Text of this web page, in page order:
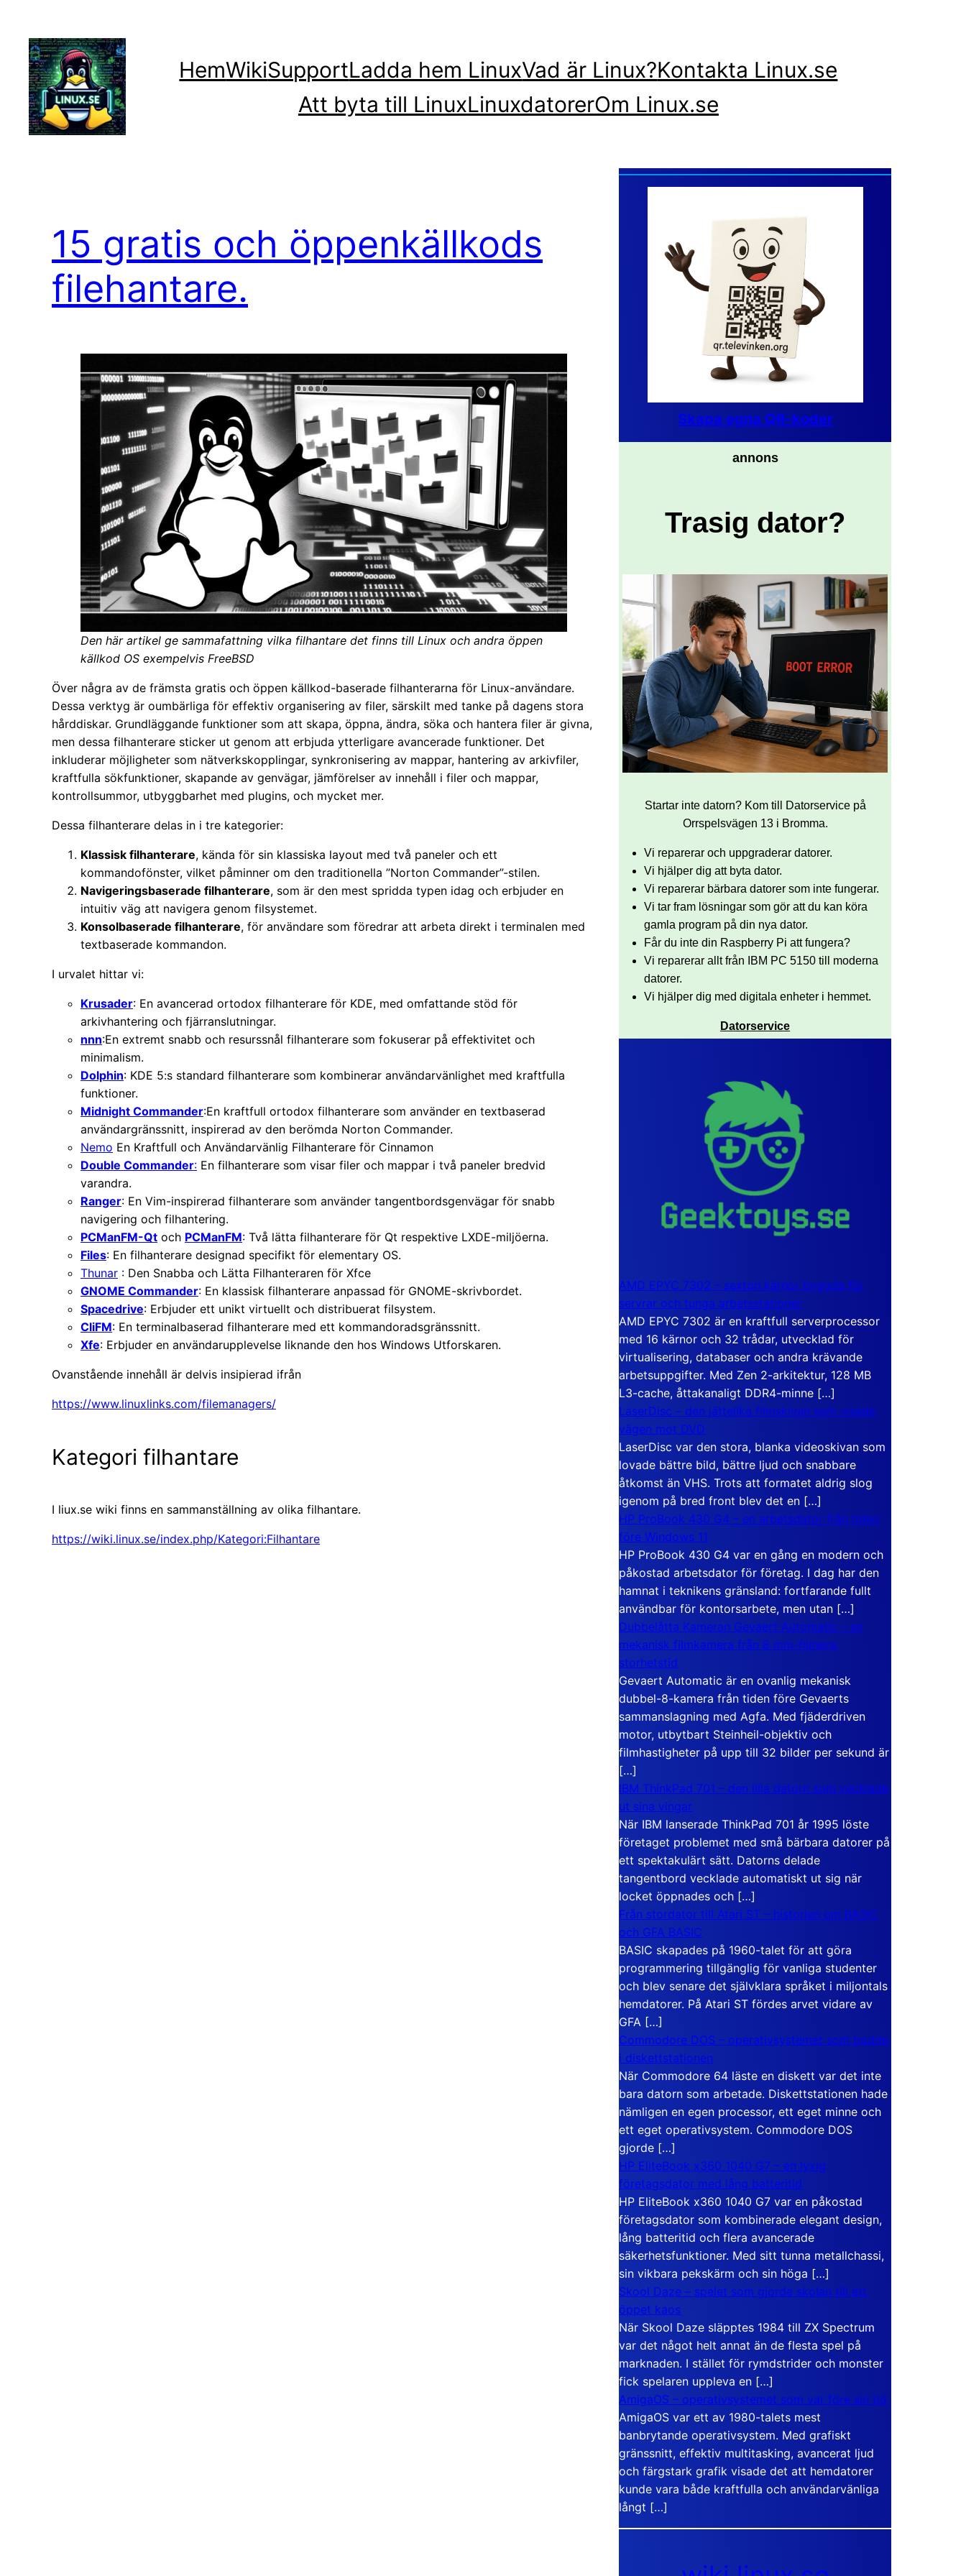
innehåll
HemWikiSupportLadda hem LinuxVad är Linux?Kontakta Linux.se
Att byta till LinuxLinuxdatorerOm Linux.se
15 gratis och öppenkällkods
filehantare.
Den här artikel ge sammafattning vilka filhantare det finns till Linux och andra öppen
källkod OS exempelvis FreeBSD
Över några av de främsta gratis och öppen källkod-baserade filhanterarna för Linux-användare.
Dessa verktyg är oumbärliga för effektiv organisering av filer, särskilt med tanke på dagens stora
hårddiskar. Grundläggande funktioner som att skapa, öppna, ändra, söka och hantera filer är givna,
men dessa filhanterare sticker ut genom att erbjuda ytterligare avancerade funktioner. Det
inkluderar möjligheter som nätverkskopplingar, synkronisering av mappar, hantering av arkivfiler,
kraftfulla sökfunktioner, skapande av genvägar, jämförelser av innehåll i filer och mappar,
kontrollsummor, utbyggbarhet med plugins, och mycket mer.
Dessa filhanterare delas in i tre kategorier:
Klassisk filhanterare, kända för sin klassiska layout med två paneler och ett
kommandofönster, vilket påminner om den traditionella ”Norton Commander”-stilen.
Navigeringsbaserade filhanterare, som är den mest spridda typen idag och erbjuder en
intuitiv väg att navigera genom filsystemet.
Konsolbaserade filhanterare, för användare som föredrar att arbeta direkt i terminalen med
textbaserade kommandon.
I urvalet hittar vi:
Krusader: En avancerad ortodox filhanterare för KDE, med omfattande stöd för
arkivhantering och fjärranslutningar.
nnn:En extremt snabb och resurssnål filhanterare som fokuserar på effektivitet och
minimalism.
Dolphin: KDE 5:s standard filhanterare som kombinerar användarvänlighet med kraftfulla
funktioner.
Midnight Commander:En kraftfull ortodox filhanterare som använder en textbaserad
användargränssnitt, inspirerad av den berömda Norton Commander.
Nemo En Kraftfull och Användarvänlig Filhanterare för Cinnamon
Double Commander: En filhanterare som visar filer och mappar i två paneler bredvid
varandra.
Ranger: En Vim-inspirerad filhanterare som använder tangentbordsgenvägar för snabb
navigering och filhantering.
PCManFM-Qt och PCManFM: Två lätta filhanterare för Qt respektive LXDE-miljöerna.
Files: En filhanterare designad specifikt för elementary OS.
Thunar : Den Snabba och Lätta Filhanteraren för Xfce
GNOME Commander: En klassisk filhanterare anpassad för GNOME-skrivbordet.
Spacedrive: Erbjuder ett unikt virtuellt och distribuerat filsystem.
CliFM: En terminalbaserad filhanterare med ett kommandoradsgränssnitt.
Xfe: Erbjuder en användarupplevelse liknande den hos Windows Utforskaren.
Ovanstående innehåll är delvis insipierad ifrån
https://www.linuxlinks.com/filemanagers/
Kategori filhantare
I liux.se wiki finns en sammanställning av olika filhantare.
https://wiki.linux.se/index.php/Kategori:Filhantare
Skapa egna QR-koder
annons
Trasig dator?
Startar inte datorn? Kom till Datorservice på
Orrspelsvägen 13 i Bromma.
Vi reparerar och uppgraderar datorer.
Vi hjälper dig att byta dator.
Vi reparerar bärbara datorer som inte fungerar.
Vi tar fram lösningar som gör att du kan köra
gamla program på din nya dator.
Får du inte din Raspberry Pi att fungera?
Vi reparerar allt från IBM PC 5150 till moderna
datorer.
Vi hjälper dig med digitala enheter i hemmet.
Datorservice
AMD EPYC 7302 – sexton kärnor byggda för
servrar och tunga arbetsstationer
AMD EPYC 7302 är en kraftfull serverprocessor
med 16 kärnor och 32 trådar, utvecklad för
virtualisering, databaser och andra krävande
arbetsuppgifter. Med Zen 2-arkitektur, 128 MB
L3-cache, åttakanaligt DDR4-minne […]
LaserDisc – den jättelika filmskivan som visade
vägen mot DVD
LaserDisc var den stora, blanka videoskivan som
lovade bättre bild, bättre ljud och snabbare
åtkomst än VHS. Trots att formatet aldrig slog
igenom på bred front blev det en […]
HP ProBook 430 G4 – en arbetsdator från tiden
före Windows 11
HP ProBook 430 G4 var en gång en modern och
påkostad arbetsdator för företag. I dag har den
hamnat i teknikens gränsland: fortfarande fullt
användbar för kontorsarbete, men utan […]
Dubbelåtta Kameran Gevaert Automatic – en
mekanisk filmkamera från 8 mm-filmens
storhetstid
Gevaert Automatic är en ovanlig mekanisk
dubbel-8-kamera från tiden före Gevaerts
sammanslagning med Agfa. Med fjäderdriven
motor, utbytbart Steinheil-objektiv och
filmhastigheter på upp till 32 bilder per sekund är
[…]
IBM ThinkPad 701 – den lilla datorn som vecklade
ut sina vingar
När IBM lanserade ThinkPad 701 år 1995 löste
företaget problemet med små bärbara datorer på
ett spektakulärt sätt. Datorns delade
tangentbord vecklade automatiskt ut sig när
locket öppnades och […]
Från stordator till Atari ST – historien om BASIC
och GFA BASIC
BASIC skapades på 1960-talet för att göra
programmering tillgänglig för vanliga studenter
och blev senare det självklara språket i miljontals
hemdatorer. På Atari ST fördes arvet vidare av
GFA […]
Commodore DOS – operativsystemet som bodde
i diskettstationen
När Commodore 64 läste en diskett var det inte
bara datorn som arbetade. Diskettstationen hade
nämligen en egen processor, ett eget minne och
ett eget operativsystem. Commodore DOS
gjorde […]
HP EliteBook x360 1040 G7 – en lyxig
företagsdator med lång batteritid
HP EliteBook x360 1040 G7 var en påkostad
företagsdator som kombinerade elegant design,
lång batteritid och flera avancerade
säkerhetsfunktioner. Med sitt tunna metallchassi,
sin vikbara pekskärm och sin höga […]
Skool Daze – spelet som gjorde skolan till ett
öppet kaos
När Skool Daze släpptes 1984 till ZX Spectrum
var det något helt annat än de flesta spel på
marknaden. I stället för rymdstrider och monster
fick spelaren uppleva en […]
AmigaOS – operativsystemet som var före sin tid
AmigaOS var ett av 1980-talets mest
banbrytande operativsystem. Med grafiskt
gränssnitt, effektiv multitasking, avancerat ljud
och färgstark grafik visade det att hemdatorer
kunde vara både kraftfulla och användarvänliga
långt […]